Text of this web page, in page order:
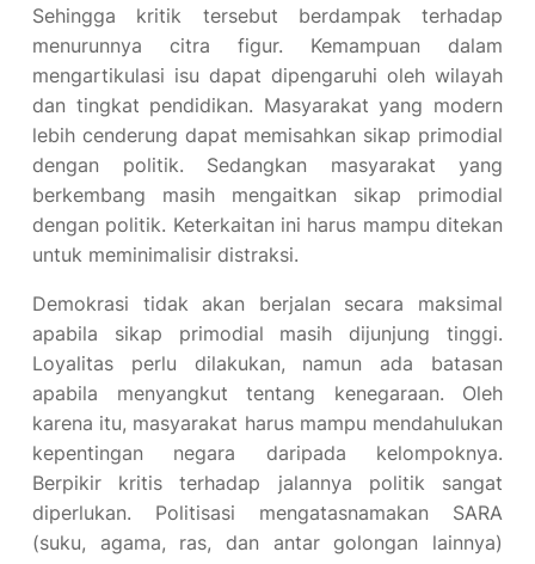
Sehingga kritik tersebut berdampak terhadap
menurunnya citra figur. Kemampuan dalam
mengartikulasi isu dapat dipengaruhi oleh wilayah
dan tingkat pendidikan. Masyarakat yang modern
lebih cenderung dapat memisahkan sikap primodial
dengan politik. Sedangkan masyarakat yang
berkembang masih mengaitkan sikap primodial
dengan politik. Keterkaitan ini harus mampu ditekan
untuk meminimalisir distraksi.
Demokrasi tidak akan berjalan secara maksimal
apabila sikap primodial masih dijunjung tinggi.
Loyalitas perlu dilakukan, namun ada batasan
apabila menyangkut tentang kenegaraan. Oleh
karena itu, masyarakat harus mampu mendahulukan
kepentingan negara daripada kelompoknya.
Berpikir kritis terhadap jalannya politik sangat
diperlukan. Politisasi mengatasnamakan SARA
(suku, agama, ras, dan antar golongan lainnya)